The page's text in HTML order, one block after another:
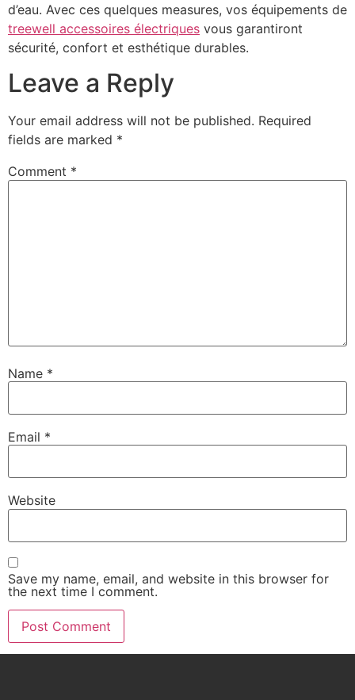
d’eau. Avec ces quelques measures, vos équipements de
treewell accessoires électriques vous garantiront
sécurité, confort et esthétique durables.
Leave a Reply
Your email address will not be published. Required
fields are marked *
Comment *
Name *
Email *
Website
Save my name, email, and website in this browser for
the next time I comment.